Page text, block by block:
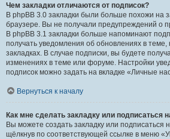
Чем закладки отличаются от подписок?
В phpBB 3.0 закладки были больше похожи на
браузере. Вы не получали предупреждений о
В phpBB 3.1 закладки больше напоминают
получать уведомления об обновлениях в теме,
закладках. В случае подписки, вы будете
изменениях в теме или форуме. Настройки
подписок можно задать на вкладке «Личные
Вернуться к началу
Как мне сделать закладку или подписаться
Вы можете создать закладку или подписаться
щёлкнув по соответствующей ссылке в меню